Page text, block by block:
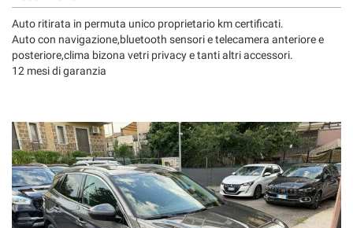
Auto ritirata in permuta unico proprietario km certificati.
Auto con navigazione,bluetooth sensori e telecamera anteriore e
posteriore,clima bizona vetri privacy e tanti altri accessori.
12 mesi di garanzia